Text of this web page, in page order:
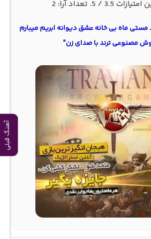
آهنگ قبلی
امتیازات 3.5 / 5. تعداد آرا: 2
ماه بی خانه عشق دیوانه ابریم میبارم
مصنوعی ترند با صدای زن”